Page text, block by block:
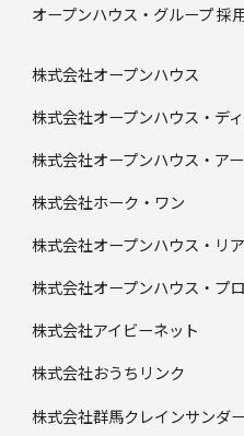
オープンハウス・グループ 採
株式会社オープンハウス
株式会社オープンハウス・デ
株式会社オープンハウス・ア
株式会社ホーク・ワン
株式会社オープンハウス・リ
株式会社オープンハウス・プ
株式会社アイビーネット
株式会社おうちリンク
株式会社群馬クレインサンダ